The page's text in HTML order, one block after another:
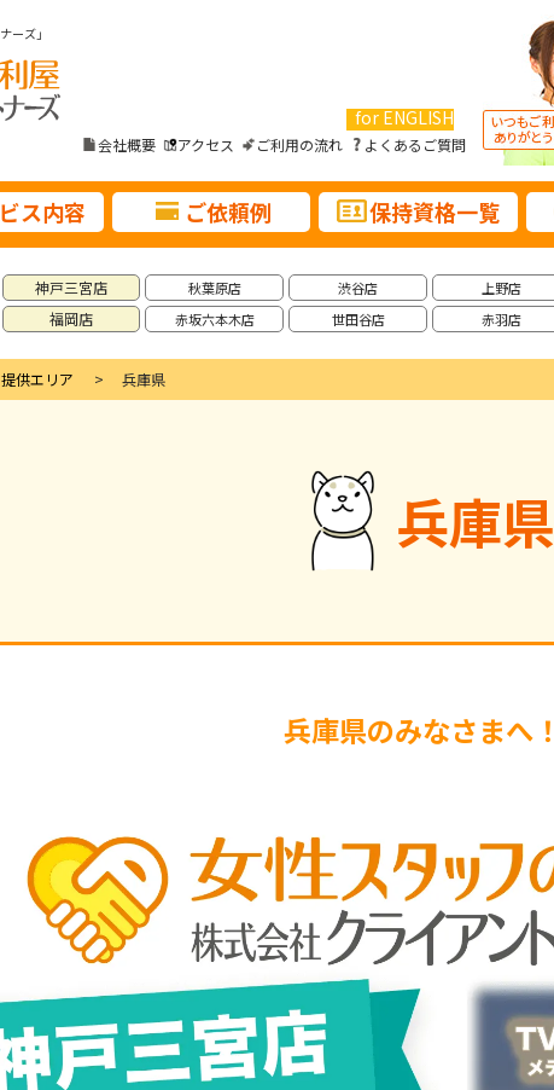
ーズ」
for ENGLISH
会社概要 アクセス ご利用の流れ よくあるご質問
ス内容 ご依頼例 保持資格一覧
神戸三宮店
福岡店
秋葉原店
赤坂六本木店
渋谷店
世田谷店
上野店
赤羽店
提供エリア 兵庫県
兵庫県
兵庫県のみなさまへ！